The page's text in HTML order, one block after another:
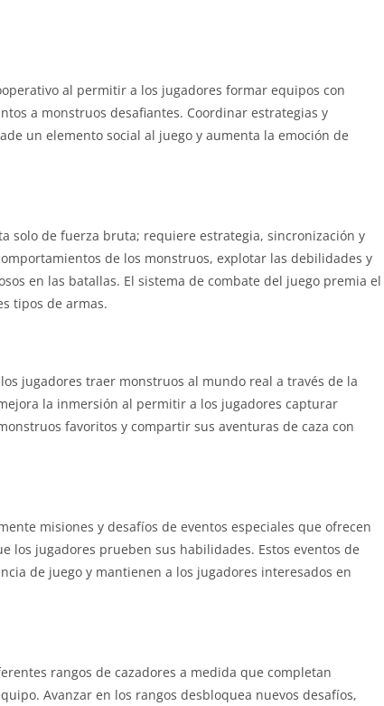
al permitir a los jugadores formar equipos con
a monstruos desafiantes. Coordinar estrategias y
un elemento social al juego y aumenta la emoción de
solo de fuerza bruta; requiere estrategia, sincronización y
de los monstruos, explotar las debilidades y
en las batallas. El sistema de combate del juego premia el
tipos de armas.
jugadores traer monstruos al mundo real a través de la
la inmersión al permitir a los jugadores capturar
favoritos y compartir sus aventuras de caza con
misiones y desafíos de eventos especiales que ofrecen
los jugadores prueben sus habilidades. Estos eventos de
de juego y mantienen a los jugadores interesados ​​en
rangos de cazadores a medida que completan
Avanzar en los rangos desbloquea nuevos desafíos,